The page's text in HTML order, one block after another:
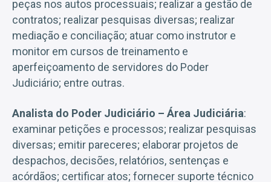
peças nos autos processuais; realizar a gestão de
contratos; realizar pesquisas diversas; realizar
mediação e conciliação; atuar como instrutor e
monitor em cursos de treinamento e
aperfeiçoamento de servidores do Poder
Judiciário; entre outras.
Analista do Poder Judiciário – Área Judiciária:
examinar petições e processos; realizar pesquisas
diversas; emitir pareceres; elaborar projetos de
despachos, decisões, relatórios, sentenças e
acórdãos; certificar atos; fornecer suporte técnico